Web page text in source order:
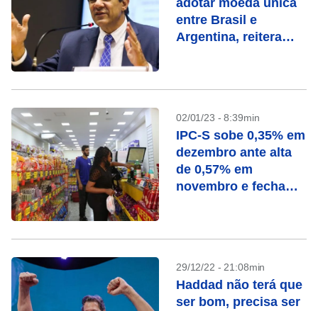
adotar moeda única
entre Brasil e
Argentina, reitera
02/01/23 - 8:39min
IPC-S sobe 0,35% em
dezembro ante alta
de 0,57% em
novembro e fecha
29/12/22 - 21:08min
Haddad não terá que
ser bom, precisa ser